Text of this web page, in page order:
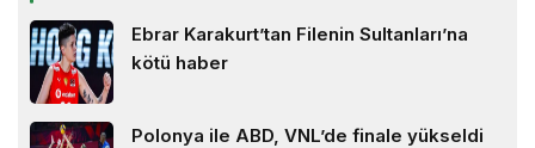
Ebrar Karakurt’tan Filenin Sultanları’na
kötü haber
Polonya ile ABD, VNL’de finale yükseldi